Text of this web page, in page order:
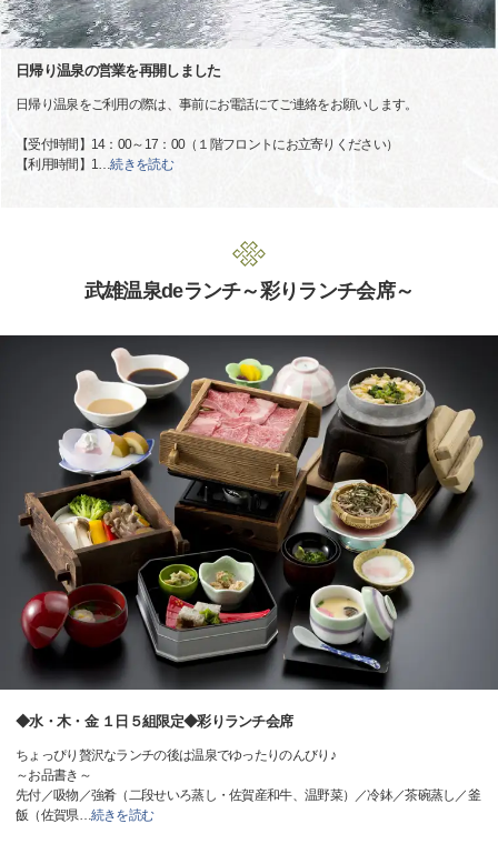
日帰り温泉の営業を再開しました
日帰り温泉をご利用の際は、事前にお電話にてご連絡をお願いします。
【受付時間】14：00～17：00（１階フロントにお立寄りください）
【利用時間】1…続きを読む
武雄温泉deランチ～彩りランチ会席～
◆水・木・金 １日５組限定◆彩りランチ会席
ちょっぴり贅沢なランチの後は温泉でゆったりのんびり♪
～お品書き～
先付／吸物／強肴（二段せいろ蒸し・佐賀産和牛、温野菜）／冷鉢／茶碗蒸し／釜
飯（佐賀県…続きを読む